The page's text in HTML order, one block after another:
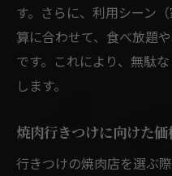
す。さらに、利用シーン
算に合わせて、食べ放題
です。これにより、無駄
します。
焼肉行きつけに向けた
行きつけの焼肉店を選ぶ